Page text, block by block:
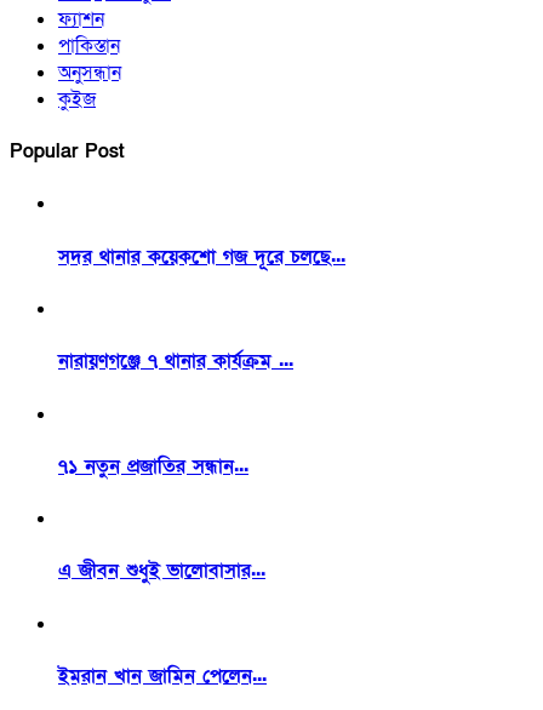
ফ্যাশন
পাকিস্তান
অনুসন্ধান
কুইজ
Popular Post
সদর থানার কয়েকশো গজ দূরে চলছে...
নারায়ণগঞ্জে ৭ থানার কার্যক্রম ...
৭১ নতুন প্রজাতির সন্ধান...
এ জীবন শুধুই ভালোবাসার...
ইমরান খান জামিন পেলেন...